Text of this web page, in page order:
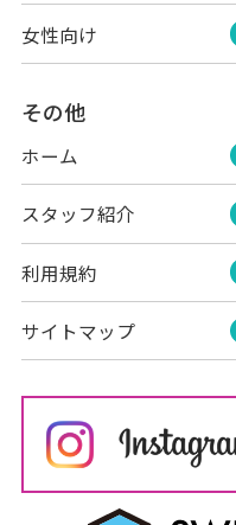
女性向け
その他
ホーム
スタッフ紹介
利用規約
サイトマップ